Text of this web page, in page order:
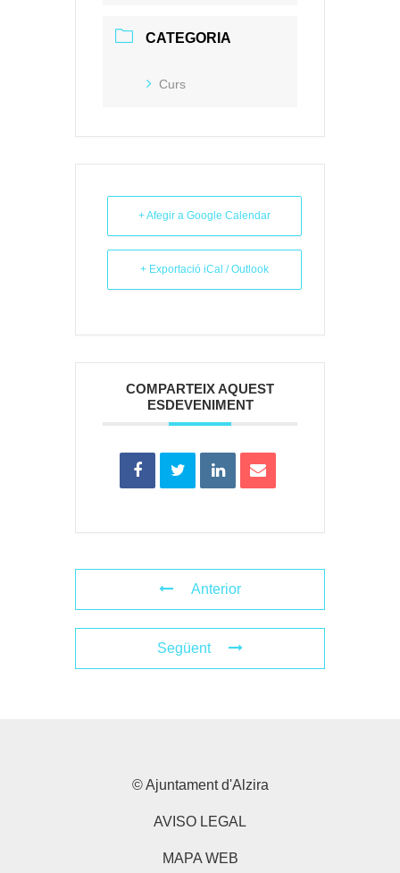
CATEGORIA
Curs
+ Afegir a Google Calendar
+ Exportació iCal / Outlook
COMPARTEIX AQUEST
ESDEVENIMENT
Anterior
Següent
© Ajuntament d'Alzira
AVISO LEGAL
MAPA WEB